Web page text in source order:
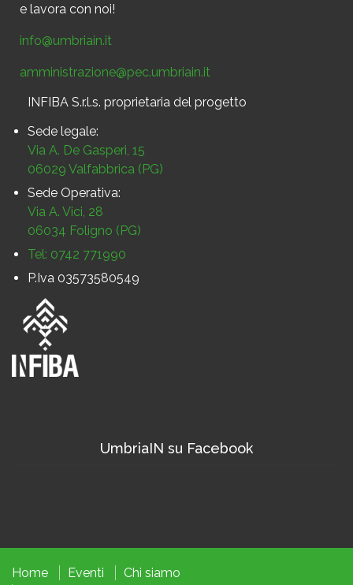
e lavora con noi!
info@umbriain.it
amministrazione@pec.umbriain.it
INFIBA S.r.l.s. proprietaria del progetto
Sede legale:
Via A. De Gasperi, 15
06029 Valfabbrica (PG)
Sede Operativa:
Via A. Vici, 28
06034 Foligno (PG)
Tel: 0742 771990
P.Iva 03573580549
UmbriaIN su Facebook
Home Eventi
Chi siamo